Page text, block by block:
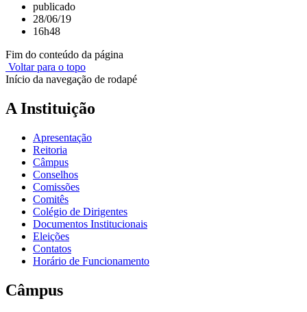
publicado
28/06/19
16h48
Fim do conteúdo da página
Voltar para o topo
Início da navegação de rodapé
A Instituição
Apresentação
Reitoria
Câmpus
Conselhos
Comissões
Comitês
Colégio de Dirigentes
Documentos Institucionais
Eleições
Contatos
Horário de Funcionamento
Câmpus